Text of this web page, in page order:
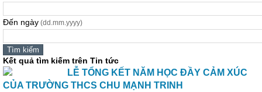
Đến ngày (dd.mm.yyyy)
Kết quả tìm kiếm trên Tin tức
LỄ TỔNG KẾT NĂM HỌC ĐẦY CẢM XÚC
CỦA TRƯỜNG THCS CHU MẠNH TRINH